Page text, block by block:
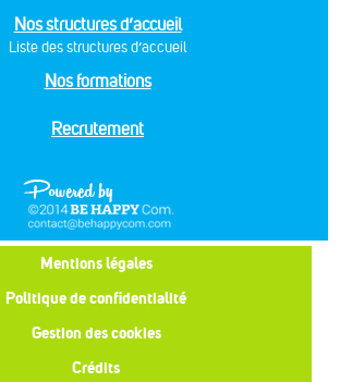
Nos structures d’accueil
Liste des structures d’accueil
Nos formations
Recrutement
Mentions légales
Politique de confidentialité
Gestion des cookies
Crédits